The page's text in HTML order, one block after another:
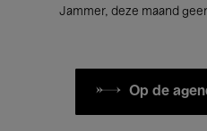
Jammer, deze maand
Op de